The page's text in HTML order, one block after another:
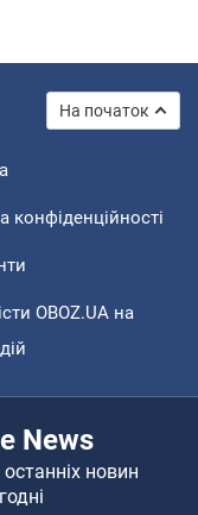
На початок
конфіденційності
OBOZ.UA на
News
новин